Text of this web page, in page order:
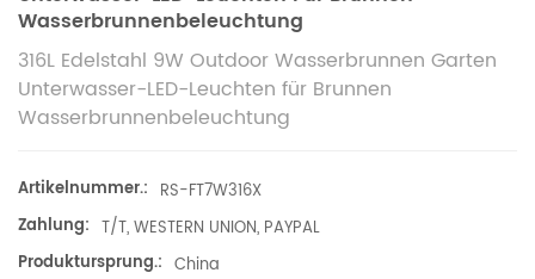
Wasserbrunnenbeleuchtung
316L Edelstahl 9W Outdoor Wasserbrunnen Garten
Unterwasser-LED-Leuchten für Brunnen
Wasserbrunnenbeleuchtung
Artikelnummer.: RS-FT7W316X​
Zahlung: T/T, WESTERN UNION, PAYPAL
Produktursprung.: China